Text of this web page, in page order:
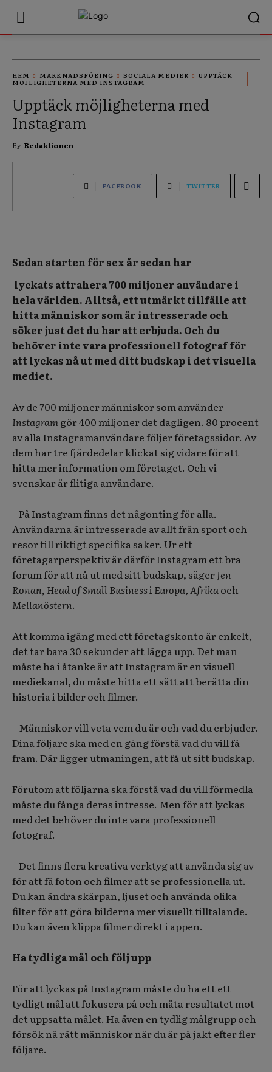
HEM MARKNADSFÖRING SOCIALA MEDIER
UPPTÄCK
MÖJLIGHETERNA MED INSTAGRAM
Upptäck möjligheterna med
Instagram
By Redaktionen
FACEBOOK TWITTER
Sedan starten för sex år sedan har
lyckats attrahera 700 miljoner användare i
hela världen. Alltså, ett utmärkt tillfälle att
hitta människor som är intresserade och
söker just det du har att erbjuda. Och du
behöver inte vara professionell fotograf för
att lyckas nå ut med ditt budskap i det visuella
mediet.
Av de 700 miljoner människor som använder
Instagramgör 400 miljoner det dagligen. 80 procent
av alla Instagramanvändare följer företagssidor. Av
dem har tre fjärdedelar klickat sig vidare för att
hitta mer information om företaget. Och vi
svenskar är flitiga användare.
– På Instagram finns det någonting för alla.
Användarna är intresserade av allt från sport och
resor till riktigt specifika saker. Ur ett
företagarperspektiv är därför Instagram ett bra
forum för att nå ut med sitt budskap, sägerJen
Ronan, Head of Small BusinessiEuropa, Afrikaoch
Mellanöstern.
Att komma igång med ett företagskonto är enkelt,
det tar bara 30 sekunder att lägga upp. Det man
måste ha i åtanke är att Instagram är en visuell
mediekanal, du måste hitta ett sätt att berätta din
historia i bilder och filmer.
– Människor vill veta vem du är och vad du erbjuder.
Dina följare ska med en gång förstå vad du vill få
fram. Där ligger utmaningen, att få ut sitt budskap.
Förutom att följarna ska förstå vad du vill förmedla
måste du fånga deras intresse. Men för att lyckas
med det behöver du inte vara professionell
fotograf.
– Det finns flera kreativa verktyg att använda sig av
för att få foton och filmer att se professionella ut.
Du kan ändra skärpan, ljuset och använda olika
filter för att göra bilderna mer visuellt tilltalande.
Du kan även klippa filmer direkt i appen.
Ha tydliga mål och följ upp
För att lyckas på Instagram måste du ha ett ett
tydligt mål att fokusera på och mäta resultatet mot
det uppsatta målet. Ha även en tydlig målgrupp och
försök nå rätt människor när du är på jakt efter fler
följare.